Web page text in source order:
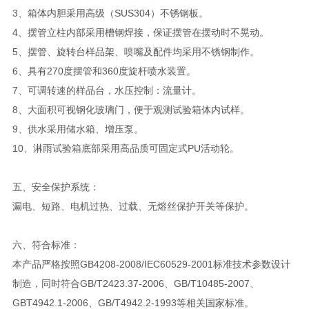
3、箱体内胆采用高级（SUS304）不锈钢板。
4、摆管立柱内部采用槽钢焊接，保证摆管在摆动时不晃动。
5、摆管、旋转台样品架、喷嘴及配件均采用不锈钢制作。
6、具有270度摆管和360度旋杆喷水装置。
7、可调转速的样品台，水压控制：流量计。
8、大面积可视钢化玻璃门，便于观测试验箱体内试样。
9、供水采用储水箱、增压泵。
10、淋雨试验箱底部采用高品质可固定式PU活动轮。
五、安全保护系统：
漏电、短路、电机过热、过载、无熔丝保护开关等保护。
六、 符合标准：
本产品严格按照GB4208-2008/IEC60529-2001标准技术参数设计
制造，同时符合GB/T2423.37-2006、GB/T10485-2007、
GBT4942.1-2006、GB/T4942.2-1993等相关国家标准。